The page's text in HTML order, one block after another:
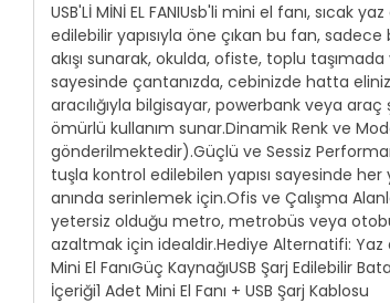
USB'Lİ MİNİ EL FANIUsb'li mini el fanı, sıcak
edilebilir yapısıyla öne çıkan bu fan,
akışı sunarak, okulda, ofiste, toplu
sayesinde çantanızda, cebinizde hatta
aracılığıyla bilgisayar, powerbank veya
ömürlü kullanım sunar.Dinamik Renk ve
gönderilmektedir).Güçlü ve Sessiz
tuşla kontrol edilebilen yapısı sayesinde
anında serinlemek için.Ofis ve Çalışma
yetersiz olduğu metro, metrobüs veya
azaltmak için idealdir.Hediye Alternatifi: Yaz
Mini El FanıGüç KaynağıUSB Şarj Edilebilir
İçeriği1 Adet Mini El Fanı + USB Şarj Kablosu